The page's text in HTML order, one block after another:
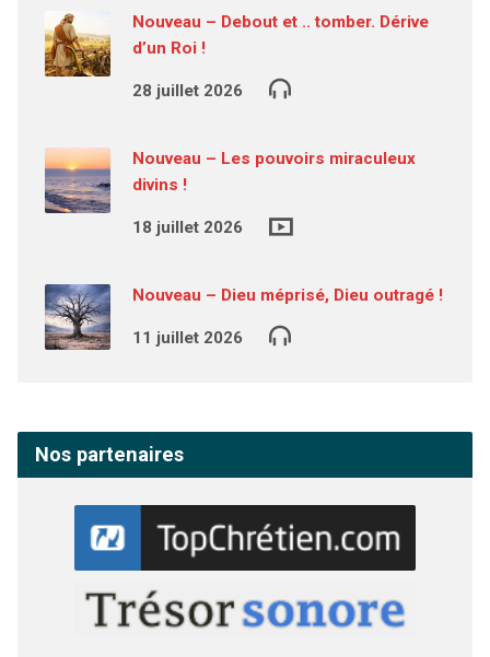
Nouveau – Debout et .. tomber. Dérive
d’un Roi !
28 juillet 2026
Nouveau – Les pouvoirs miraculeux
divins !
18 juillet 2026
Nouveau – Dieu méprisé, Dieu outragé !
11 juillet 2026
Nos partenaires